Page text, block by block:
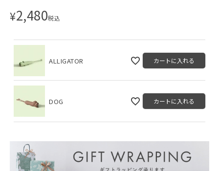
¥2,480税込
ALLIGATOR カートに入れる
DOG カートに入れる